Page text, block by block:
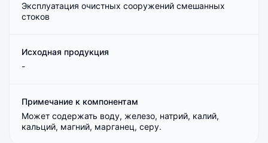
Эксплуатация очистных сооружений смешанных
стоков
Исходная продукция
-
Примечание к компонентам
Может содержать воду, железо, натрий, калий,
кальций, магний, марганец, серу.